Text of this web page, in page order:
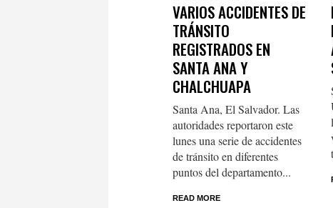
VARIOS ACCIDENTES DE
TRÁNSITO
REGISTRADOS EN
SANTA ANA Y
CHALCHUAPA
Santa Ana, El Salvador. Las
autoridades reportaron este
lunes una serie de accidentes
de tránsito en diferentes
puntos del departamento...
READ MORE